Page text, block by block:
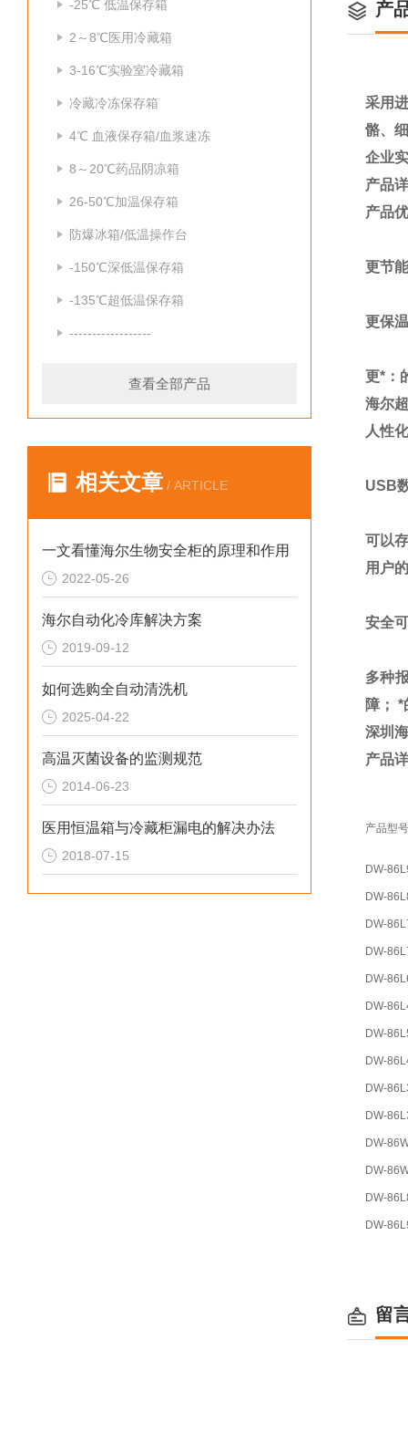
-25℃ 低温保存箱
2～8℃医用冷藏箱
3-16℃实验室冷藏箱
冷藏冷冻保存箱
4℃ 血液保存箱/血浆速冻
8～20℃药品阴凉箱
26-50℃加温保存箱
防爆冰箱/低温操作台
-150℃深低温保存箱
-135℃超低温保存箱
------------------
查看全部产品
相关文章 / ARTICLE
一文看懂海尔生物安全柜的原理和作用
2022-05-26
海尔自动化冷库解决方案
2019-09-12
如何选购全自动清洗机
2025-04-22
高温灭菌设备的监测规范
2014-06-23
医用恒温箱与冷藏柜漏电的解决办法
2018-07-15
产
采用
骼、
企业
产品
产品
更节
更保
更*：
海尔
人性
USB
可以
用户
安全
多种
障；
深圳
产品
产品型号
DW-
DW-
DW-
DW-
DW-
DW-
DW-
DW-
DW-
DW-
DW-
DW-
DW-
DW-
留